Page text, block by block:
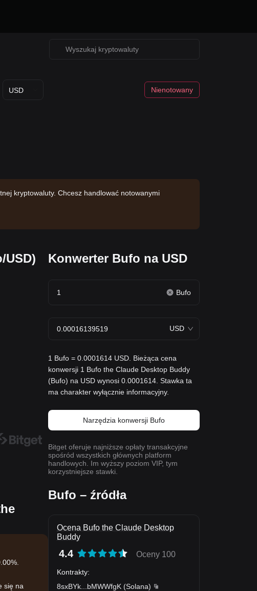
USD Nienotowany
kryptowaluty. Chcesz handlować notowanymi
USD)
się na
Konwerter Bufo na USD
Bufo
USD
1 Bufo = 0.0001614 USD. Bieżąca cena
konwersji 1 Bufo the Claude Desktop Buddy
(Bufo) na USD wynosi 0.0001614. Stawka ta
ma charakter wyłącznie informacyjny.
Narzędzia konwersji Bufo
Bitget oferuje najniższe opłaty transakcyjne
spośród wszystkich głównych platform
handlowych. Im wyższy poziom VIP, tym
korzystniejsze stawki.
Bufo – źródła
Ocena Bufo the Claude Desktop
Buddy
4.4 Oceny 100
Kontrakty:
8sxBYk
bMWWfgK (Solana)